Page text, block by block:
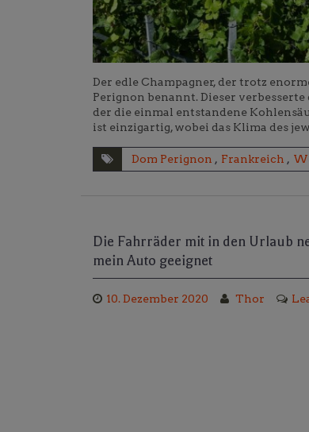
Der edle Champagner, der trotz
Perignon benannt. Dieser
der die einmal entstandene
ist einzigartig, wobei das Klima des
Dom Perignon , Frankreich ,
Die Fahrräder mit in den Urlaub
mein Auto geeignet
10. Dezember 2020 Thor